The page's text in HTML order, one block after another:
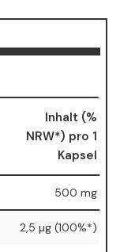
Inhalt (%
NRW*) pro 1
Kapsel
500 mg
2,5 µg (100%*)